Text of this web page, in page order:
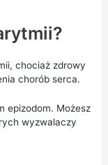
chociaż zdrowy
chorób serca.
epizodom. Możesz
wyzwalaczy